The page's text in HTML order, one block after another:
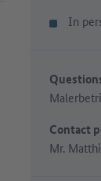
In
Contact
Mr.